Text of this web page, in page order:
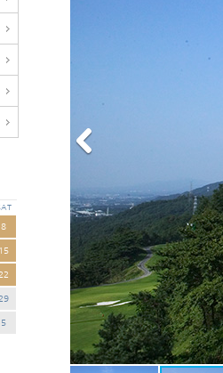
8
15
22
29
5